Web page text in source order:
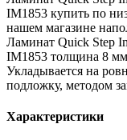
IM1853 купить по
нашем магазине
Ламинат Quick Step
IM1853 толщина 8
Укладывается на
подложку, методом
Характеристики